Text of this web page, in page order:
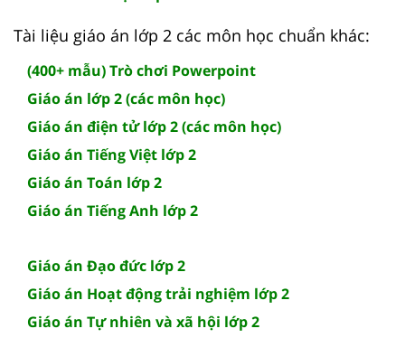
Tài liệu giáo án lớp 2 các môn học chuẩn khác:
(400+ mẫu) Trò chơi Powerpoint
Giáo án lớp 2 (các môn học)
Giáo án điện tử lớp 2 (các môn học)
Giáo án Tiếng Việt lớp 2
Giáo án Toán lớp 2
Giáo án Tiếng Anh lớp 2
Giáo án Đạo đức lớp 2
Giáo án Hoạt động trải nghiệm lớp 2
Giáo án Tự nhiên và xã hội lớp 2